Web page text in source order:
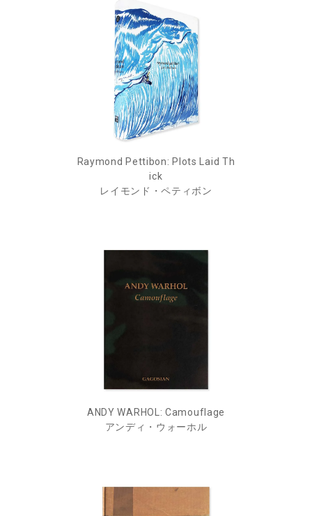
Raymond Pettibon: Plots Laid Th
ick
レイモンド・ペティボン
ANDY WARHOL: Camouflage
アンディ・ウォーホル